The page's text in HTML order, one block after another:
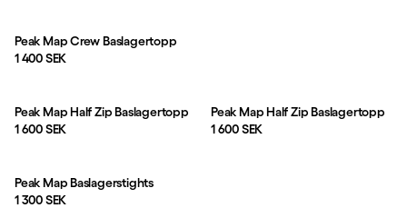
Peak Map Crew Baslagertopp
Pris:
1 400 SEK
Peak Map Half Zip Baslagertopp
Pris:
1 600 SEK
Peak Map Half Zip Baslagertopp
Pris:
1 600 SEK
Peak Map Baslagerstights
Pris:
1 300 SEK